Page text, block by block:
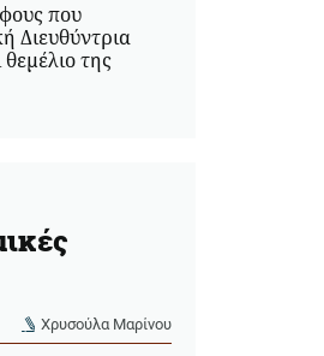
που
Διευθύντρια
της
Χρυσούλα Μαρίνου